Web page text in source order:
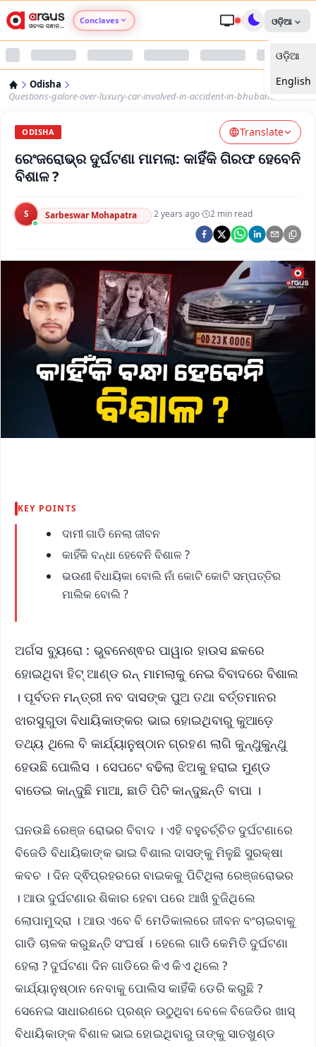
Conclaves
Argus Nari Shakti
Argus Health Connect
Argus Swaad Odisha
Argus Chalo Dekhein Apna Desh
ଓଡ଼ିଆ
ଓଡ଼ିଆ
English
Odisha
Questions-galore-over-luxury-car-involved-in-accident-in-bhubaneswar
ODISHA Translate
ରେଂଜରୋଭ୍‌ର ଦୁର୍ଘଟଣା ମାମଲା: କାହିଁକି ଗିରଫ ହେବେନି
ବିଶାଳ ?
S Sarbeswar Mohapatra ·2 years ago· 2 min read
KEY POINTS
ଦାମୀ ଗାଡି ନେଲା ଜୀବନ
କାହିଁକି ବନ୍ଧା ହେବେନି ବିଶାଳ ?
ଭଉଣୀ ବିଧାୟିକା ବୋଲି ନାଁ କୋଟି କୋଟି ସମ୍ପତ୍ତିର
ମାଲିକ ବୋଲି ?
ଅର୍ଗସ ବ୍ୟୁରୋ : ଭୁବନେଶ୍ଵର ପାୱାର ହାଉସ ଛକରେ
ହୋଇଥିବା ହିଟ୍‌ ଆଣ୍ଡ ରନ୍‌ ମାମଲାକୁ ନେଇ ବିବାଦରେ ବିଶାଲ
। ପୂର୍ବତନ ମନ୍ତ୍ରୀ ନବ ଦାସଙ୍କ ପୁଅ ତଥା ବର୍ତ୍ତମାନର
ଝାରସୁଗୁଡା ବିଧାୟିକାଙ୍କର ଭାଇ ହୋଇଥିବାରୁ କୁଆଡ଼େ
ତଥ୍ୟ ଥିଲେ ବି କାର୍ଯ୍ୟାନୁଷ୍ଠାନ ଗ୍ରହଣ ଲାଗି କୁନ୍ଥୁକୁନ୍ଥୁ
ହେଉଛି ପୋଲିସ । ସେପଟେ ବଢିଲା ଝିଅକୁ ହରାଇ ମୁଣ୍ଡ
ବାଡେଇ କାନ୍ଦୁଛି ମାଆ, ଛାତି ପିଟି କାନ୍ଦୁଛନ୍ତି ବାପା ।
ଘନଉଛି ରେଞ୍ଜ ରୋଭର ବିବାଦ । ଏହି ବହୁଚର୍ଚ୍ଚିତ ଦୁର୍ଘଟଣାରେ
ବିଜେଡି ବିଧାୟିକାଙ୍କ ଭାଇ ବିଶାଲ ଦାସଙ୍କୁ ମିଳୁଛି ସୁରକ୍ଷା
କବଚ । ଦିନ ଦ୍ଵିପ୍ରହରରେ ବାଇକକୁ ପିଟିଥିଲା ରେଞ୍ଜରୋଭର
। ଆଉ ଦୁର୍ଘଟଣାର ଶିକାର ହେବା ପରେ ଆଖି ବୁଜିଥିଲେ
ଲୋପାମୁଦ୍ରା । ଆଉ ଏବେ ବି ମେଡିକାଲରେ ଜୀବନ ବଂଚାଇବାକୁ
ଗାଡି ଚାଳକ କରୁଛନ୍ତି ସଂଘର୍ଷ । ହେଲେ ଗାଡି କେମିତି ଦୁର୍ଘଟଣା
ହେଲା ? ଦୁର୍ଘଟଣା ଦିନ ଗାଡିରେ କିଏ କିଏ ଥିଲେ ?
କାର୍ଯ୍ୟାନୁଷ୍ଠାନ ନେବାକୁ ପୋଲିସ କାହିଁକି ଡେରି କରୁଛି ?
ସେନେଇ ସାଧାରଣରେ ପ୍ରଶ୍ନ ଉଠୁଥିବା ବେଳେ ବିଜେଡିର ଖାସ୍‌
ବିଧାୟିକାଙ୍କ ବିଶାଳ ଭାଇ ହୋଇଥିବାରୁ ତାଙ୍କୁ ସାତଖୁଣ୍ଡ